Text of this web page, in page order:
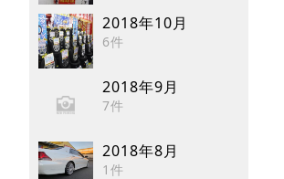
2018年10月
6件
2018年9月
7件
2018年8月
1件